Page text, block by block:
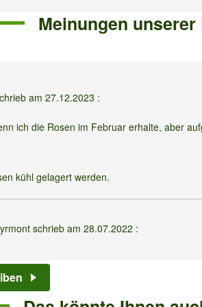
Meinungen unserer
am 27.12.2023 :
ich die Rosen im Februar erhalte, aber
kühl gelagert werden.
schrieb am 28.07.2022 :
auch an dem Stamm einer Eiche